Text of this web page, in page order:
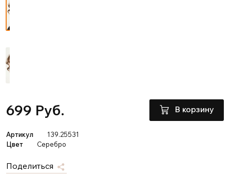
699 Руб. В корзину
Артикул
139.25531
Цвет
Серебро
Поделиться